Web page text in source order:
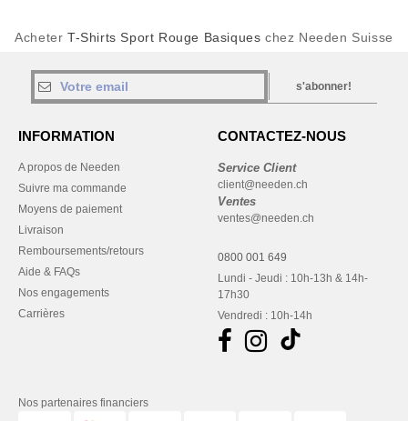
Acheter T-Shirts Sport Rouge Basiques chez Needen Suisse
s'abonner!
INFORMATION
A propos de Needen
Suivre ma commande
Moyens de paiement
Livraison
Remboursements/retours
Aide & FAQs
Nos engagements
Carrières
CONTACTEZ-NOUS
Service Client
client@needen.ch
Ventes
ventes@needen.ch
0800 001 649
Lundi - Jeudi : 10h-13h & 14h-
17h30
Vendredi : 10h-14h
Nos partenaires financiers